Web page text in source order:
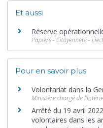
Et aussi
Réserve
Papiers - Citoyenneté -
Pour en savoir plus
Volontariat dans la
Ministère chargé de
Arrêté du 19 avril
volontaires dans les